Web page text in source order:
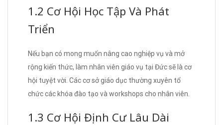
1.2 Cơ Hội Học Tập Và Phát
Triển
Nếu bạn có mong muốn nâng cao nghiệp vụ và mở
rộng kiến thức, làm nhân viên giáo vụ tại Đức sẽ là cơ
hội tuyệt vời. Các cơ sở giáo dục thường xuyên tổ
chức các khóa đào tạo và workshops cho nhân viên.
1.3 Cơ Hội Định Cư Lâu Dài